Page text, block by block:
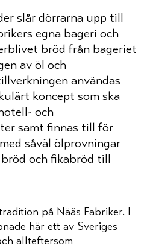
slår dörrarna upp till
egna bageri och
bröd från bageriet
av öl och
användas
koncept som ska
och
samt finnas till för
såväl ölprovningar
och fikabröd till
på Nääs Fabriker. I
här ett av Sveriges
allteftersom